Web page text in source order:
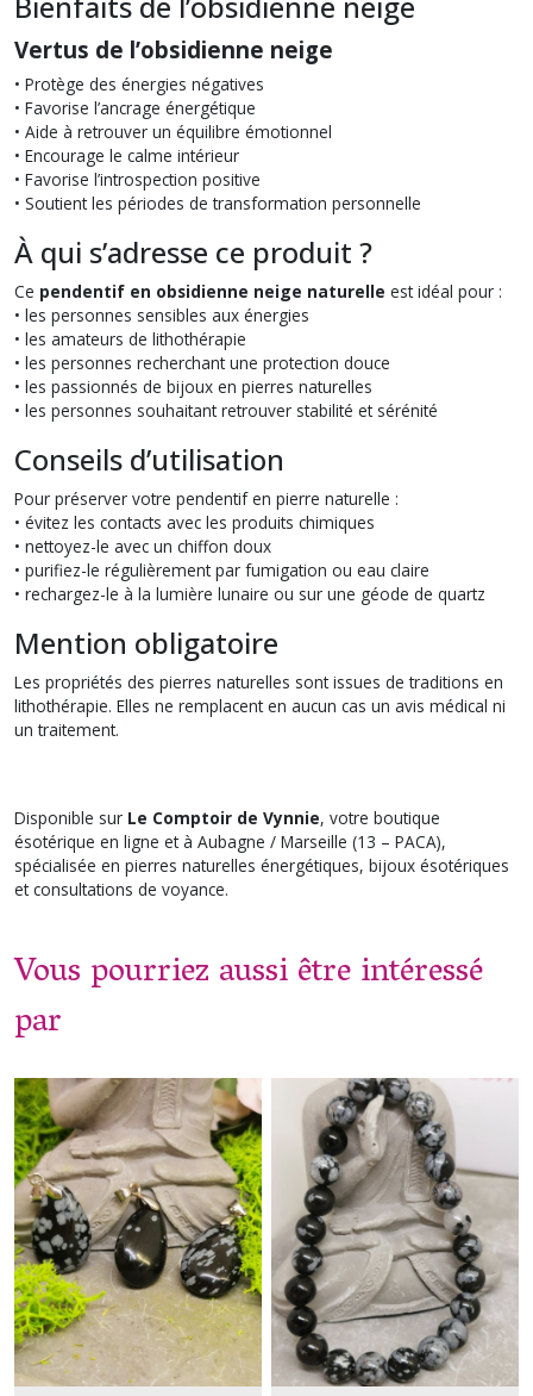
Vertus de l’obsidienne neige
• Protège des énergies négatives
• Favorise l’ancrage énergétique
• Aide à retrouver un équilibre émotionnel
• Encourage le calme intérieur
• Favorise l’introspection positive
• Soutient les périodes de transformation personnelle
À qui s’adresse ce produit ?
Ce pendentif en obsidienne neige naturelle est idéal pour :
• les personnes sensibles aux énergies
• les amateurs de lithothérapie
• les personnes recherchant une protection douce
• les passionnés de bijoux en pierres naturelles
• les personnes souhaitant retrouver stabilité et sérénité
Conseils d’utilisation
Pour préserver votre pendentif en pierre naturelle :
• évitez les contacts avec les produits chimiques
• nettoyez-le avec un chiffon doux
• purifiez-le régulièrement par fumigation ou eau claire
• rechargez-le à la lumière lunaire ou sur une géode de quartz
Mention obligatoire
Les propriétés des pierres naturelles sont issues de traditions en
lithothérapie. Elles ne remplacent en aucun cas un avis médical ni
un traitement.
Disponible sur Le Comptoir de Vynnie, votre boutique
ésotérique en ligne et à Aubagne / Marseille (13 – PACA),
spécialisée en pierres naturelles énergétiques, bijoux ésotériques
et consultations de voyance.
Vous pourriez aussi être intéressé
par